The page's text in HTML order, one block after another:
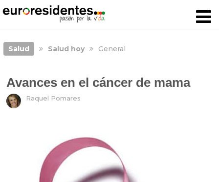
Salud Salud hoy General
Avances en el cáncer de mama
Raquel Pomares